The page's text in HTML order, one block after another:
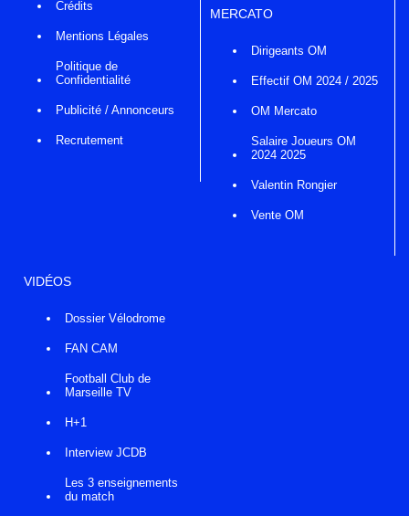
Crédits
Mentions Légales
Politique de
Confidentialité
Publicité / Annonceurs
Recrutement
MERCATO
Dirigeants OM
Effectif OM 2024 / 2025
OM Mercato
Salaire Joueurs OM
2024 2025
Valentin Rongier
Vente OM
VIDÉOS
Dossier Vélodrome
FAN CAM
Football Club de
Marseille TV
H+1
Interview JCDB
Les 3 enseignements
du match